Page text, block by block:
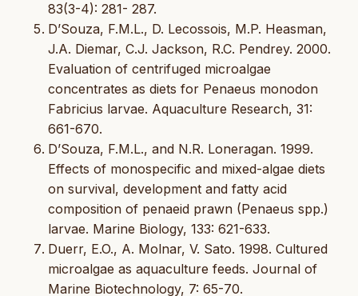
83(3-4): 281- 287.
D’Souza, F.M.L., D. Lecossois, M.P. Heasman,
J.A. Diemar, C.J. Jackson, R.C. Pendrey. 2000.
Evaluation of centrifuged microalgae
concentrates as diets for Penaeus monodon
Fabricius larvae. Aquaculture Research, 31:
661-670.
D’Souza, F.M.L., and N.R. Loneragan. 1999.
Effects of monospecific and mixed-algae diets
on survival, development and fatty acid
composition of penaeid prawn (Penaeus spp.)
larvae. Marine Biology, 133: 621-633.
Duerr, E.O., A. Molnar, V. Sato. 1998. Cultured
microalgae as aquaculture feeds. Journal of
Marine Biotechnology, 7: 65-70.